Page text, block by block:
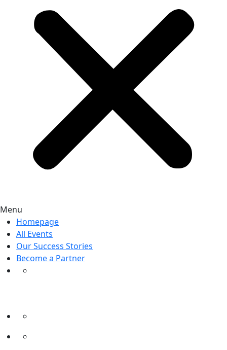
Menu
Homepage
All Events
Our Success Stories
Become a Partner